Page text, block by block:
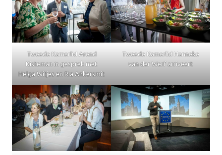
Tweede Kamerlid Arend
Kisteman in gesprek met
Helga Witjes en Ria Ankersmit
Tweede Kamerlid Hanneke
van der Werf arriveert